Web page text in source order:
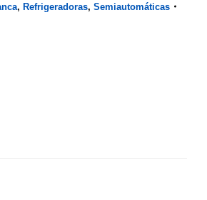
, Refrigeradoras, Semiautomáticas